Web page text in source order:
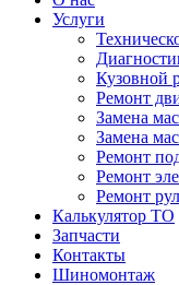
Услуги
Кузовной
Ремонт
Замена
Замена
Ремонт
Ремонт
Ремонт
Калькулятор ТО
Запчасти
Контакты
Шиномонтаж